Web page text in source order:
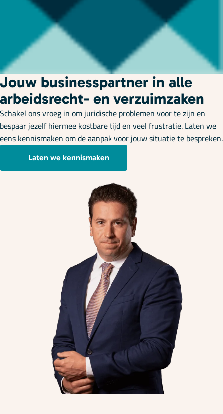
Jouw businesspartner in alle
arbeidsrecht- en verzuimzaken
Schakel ons vroeg in om juridische problemen voor te zijn en
bespaar jezelf hiermee kostbare tijd en veel frustratie. Laten we
eens kennismaken om de aanpak voor jouw situatie te bespreken.
Laten we kennismaken